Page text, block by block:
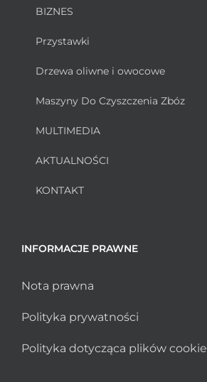
BIZNES
Przystawki
Drzewa oliwne i owocowe
Maszyny Do Czyszczenia Zbóz
MULTIMEDIA
AKTUALNOŚCI
KONTAKT
INFORMACJE PRAWNE
Nota prawna
Polityka prywatności
Polityka dotycząca plików cookie